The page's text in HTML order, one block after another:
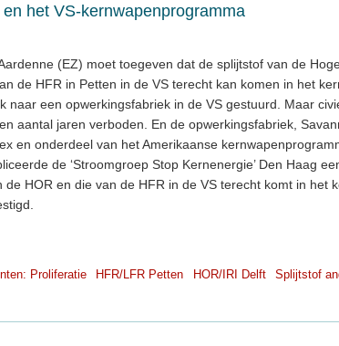
het VS-kernwapenprogramma
(EZ) moet toegeven dat de splijtstof van de
de HFR in Petten in de VS terecht kan komen in het
naar een opwerkingsfabriek in de VS gestuurd. Maar
aantal jaren verboden. En de opwerkingsfabriek,
en onderdeel van het Amerikaanse
de ‘Stroomgroep Stop Kernenergie’ Den Haag
de HOR en die van de HFR in de VS terecht komt in het
Proliferatie HFR/LFR Petten HOR/IRI Delft Splijtstof